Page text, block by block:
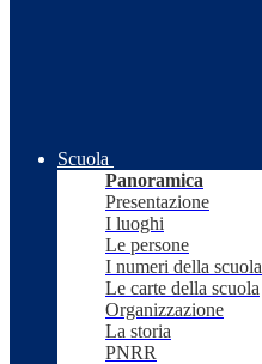
Scuola
Panoramica
Presentazione
I luoghi
Le persone
I numeri della scuola
Le carte della scuola
Organizzazione
La storia
PNRR